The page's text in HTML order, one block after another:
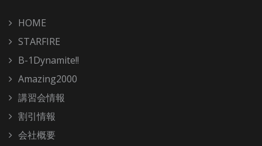
HOME
STARFIRE
B-1Dynamite!!
Amazing2000
講習会情報
割引情報
会社概要